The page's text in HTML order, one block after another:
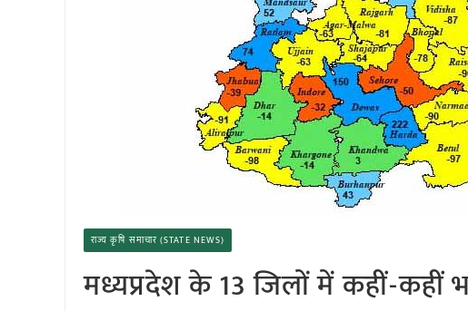
राज्य कृषि समाचार (STATE NEWS)
मध्यप्रदेश के 13 जिलों में कहीं-कहीं